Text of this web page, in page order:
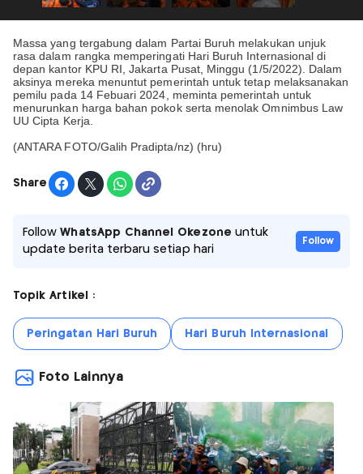
Massa yang tergabung dalam Partai Buruh melakukan unjuk
rasa dalam rangka memperingati Hari Buruh Internasional di
depan kantor KPU RI, Jakarta Pusat, Minggu (1/5/2022). Dalam
aksinya mereka menuntut pemerintah untuk tetap melaksanakan
pemilu pada 14 Febuari 2024, meminta pemerintah untuk
menurunkan harga bahan pokok serta menolak Omnimbus Law
UU Cipta Kerja.
(ANTARA FOTO/Galih Pradipta/nz) (hru)
Share
FollowWhatsApp Channel Okezone untuk
update berita terbaru setiap hari
Follow
Topik Artikel :
Peringatan Hari Buruh Hari Buruh Internasional
Foto Lainnya